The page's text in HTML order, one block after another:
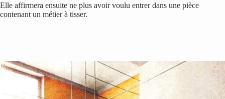
Elle affirmera ensuite ne plus avoir voulu entrer dans une pièce
contenant un métier à tisser.